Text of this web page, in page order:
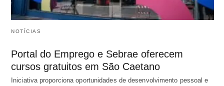
NOTÍCIAS
Portal do Emprego e Sebrae oferecem
cursos gratuitos em São Caetano
Iniciativa proporciona oportunidades de desenvolvimento pessoal e